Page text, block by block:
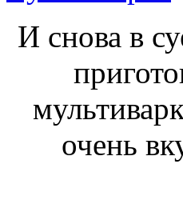
И снова в
очень